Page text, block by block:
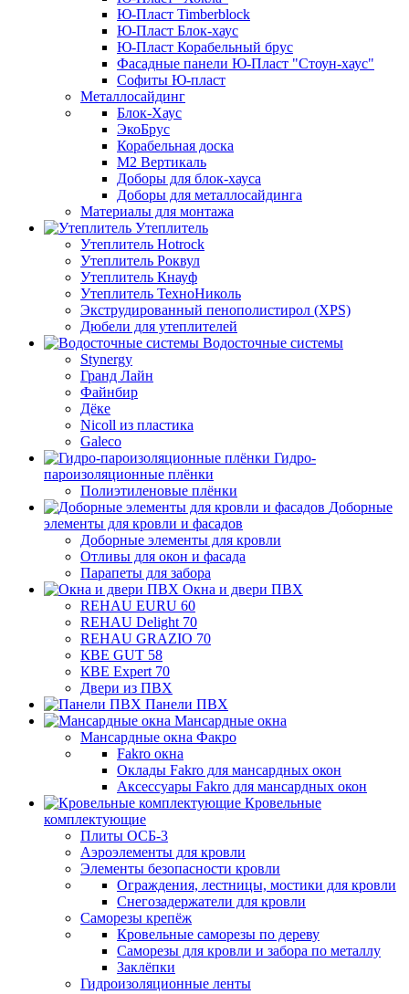
Ю-Пласт Timberblock
Ю-Пласт Блок-хаус
Ю-Пласт Корабельный брус
Фасадные панели Ю-Пласт "Стоун-хаус"
Софиты Ю-пласт
Металлосайдинг
Блок-Хаус
ЭкоБрус
Корабельная доска
М2 Вертикаль
Доборы для блок-хауса
Доборы для металлосайдинга
Материалы для монтажа
Утеплитель
Утеплитель Hotrock
Утеплитель Роквул
Утеплитель Кнауф
Утеплитель ТехноНиколь
Экструдированный пенополистирол (XPS)
Дюбели для утеплителей
Водосточные системы
Stynergy
Гранд Лайн
Файнбир
Дёке
Nicoll из пластика
Galeco
Гидро-
пароизоляционные плёнки
Полиэтиленовые плёнки
Доборные
элементы для кровли и фасадов
Доборные элементы для кровли
Отливы для окон и фасада
Парапеты для забора
Окна и двери ПВХ
REHAU EURU 60
REHAU Delight 70
REHAU GRAZIO 70
КВЕ GUT 58
КВЕ Expert 70
Двери из ПВХ
Панели ПВХ
Мансардные окна
Мансардные окна Факро
Fakro окна
Оклады Fakro для мансардных окон
Аксессуары Fakro для мансардных окон
Кровельные
комплектующие
Плиты ОСБ-3
Аэроэлементы для кровли
Элементы безопасности кровли
Ограждения, лестницы, мостики для кровли
Снегозадержатели для кровли
Саморезы крепёж
Кровельные саморезы по дереву
Саморезы для кровли и забора по металлу
Заклёпки
Гидроизоляционные ленты